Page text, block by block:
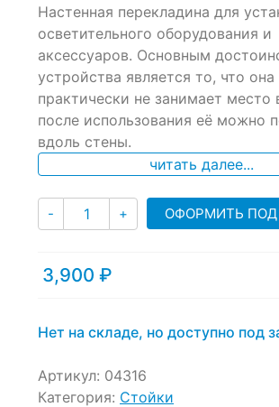
out
on
customer
ratings
Настенная перекладина для
осветительного оборудования и
аксессуаров. Основным
устройства является то, что она
практически не занимает место
после использования её можно
вдоль стены.
читать далее...
- Количество
+ ОФОРМИТЬ ПОД
3,900 ₽
Нет на складе, но доступно под
Артикул: 04316
Категория: Стойки